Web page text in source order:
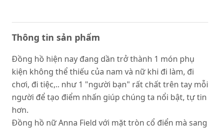
Thông tin sản phẩm
Đồng hồ hiện nay đang dần trở thành 1 món phụ
kiện không thể thiếu của nam và nữ khi đi làm, đi
chơi, đi tiệc,.. như 1 "người bạn" rất chất trên tay mỗi
người để tạo điểm nhấn giúp chúng ta nổi bật, tự tin
hơn.
Đồng hồ nữ Anna Field với mặt tròn cổ điển mà sang